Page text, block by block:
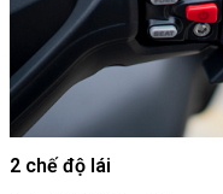
2 chế độ lái